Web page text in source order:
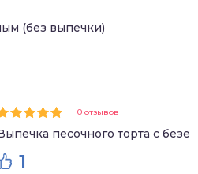
(без выпечки)
0 отзывов
песочного торта с безе
1